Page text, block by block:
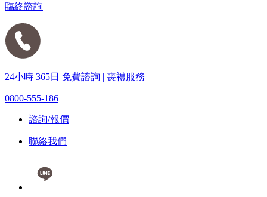
臨終諮詢
24小時 365日 免費諮詢 | 喪禮服務
0800-555-186
諮詢/報價
聯絡我們